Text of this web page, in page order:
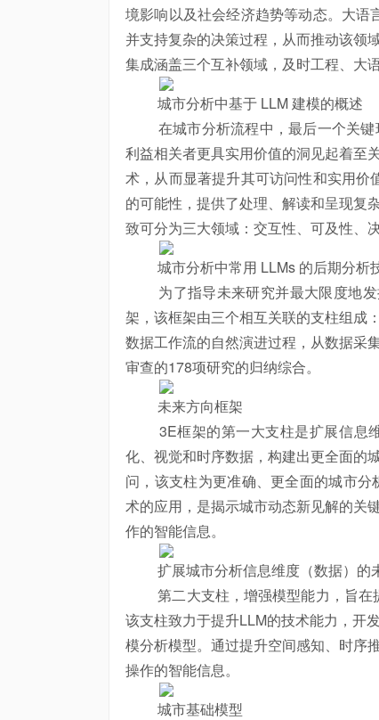
境影响以及社会经济趋势等动态。大
并支持复杂的决策过程，从而推动该领
集成涵盖三个互补领域，及时工程、大
城市分析中基于 LLM 建模的概述
在城市分析流程中，最后一个关键
利益相关者更具实用价值的洞见起着至
术，从而显著提升其可访问性和实用
的可能性，提供了处理、解读和呈现复
致可分为三大领域：交互性、可及性、决
城市分析中常用 LLMs 的后期分析
为了指导未来研究并最大限度地发
架，该框架由三个相互关联的支柱组成
数据工作流的自然演进过程，从数据采
审查的178项研究的归纳综合。
未来方向框架
3E框架的第一大支柱是扩展信息维
化、视觉和时序数据，构建出更全面的
问，该支柱为更准确、更全面的城市
术的应用，是揭示城市动态新见解的关
作的智能信息。
扩展城市分析信息维度（数据）的
第二大支柱，增强模型能力，旨在提
该支柱致力于提升LLM的技术能力，开
模分析模型。通过提升空间感知、时序
操作的智能信息。
城市基础模型